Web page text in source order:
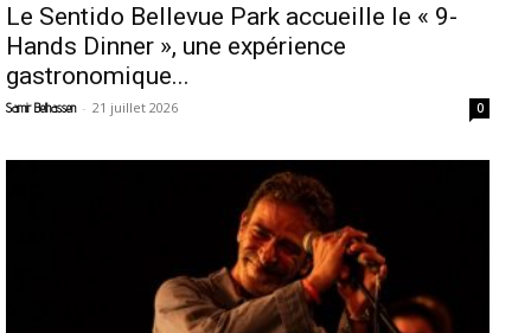
Le Sentido Bellevue Park accueille le « 9-
Hands Dinner », une expérience
gastronomique...
Samir Belhassen - 21 juillet 2026 0